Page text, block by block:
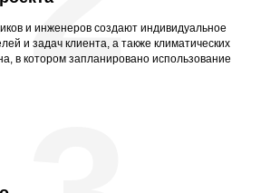
и инженеров создают индивидуальное
и задач клиента, а также климатических
в котором запланировано использование